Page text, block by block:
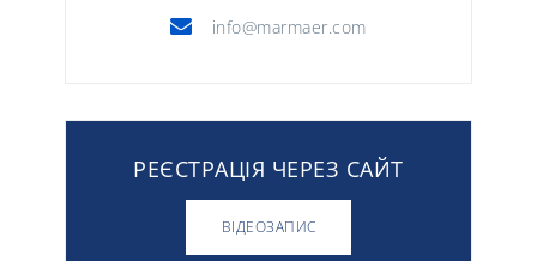
info@marmaer.com
РЕЄСТРАЦІЯ ЧЕРЕЗ САЙТ
ВІДЕОЗАПИС